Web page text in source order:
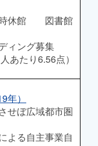
時休館 図書館
ィング募集
あたり6.56点）
）
せぼ広域都市圏
よる自主事業自